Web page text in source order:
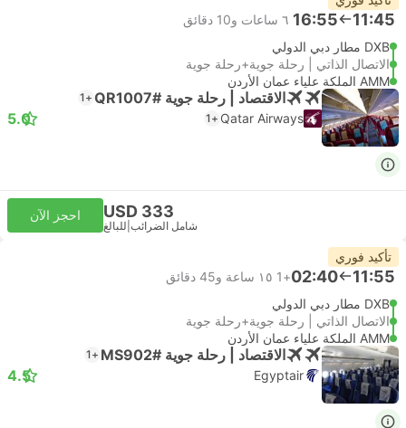
11:45
16:55 ٦ ساعات و‫10 دقائق
DXB مطار دبي الدولي
الاتصال الذاتي | رحلة جوية+رحلة جوية
AMM الملكة علياء عمان الأردن
الاقتصاد | رحلة جوية #QR1007 +1
Qatar Airways
+1
5.0
USD 333
شامل الضرائب للبالغ
احجز الآن
تأكيد فوري
11:55
02:40
+1
١٥ ساعة و‫45 دقائق
DXB مطار دبي الدولي
الاتصال الذاتي | رحلة جوية+رحلة جوية
AMM الملكة علياء عمان الأردن
الاقتصاد | رحلة جوية #MS902 +1
Egyptair
4.5